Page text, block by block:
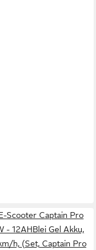
Scooter Captain Pro
- 12AHBlei Gel Akku,
h, (Set, Captain Pro